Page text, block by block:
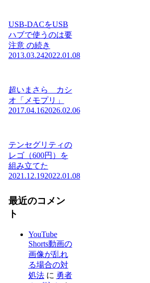
USB-DACをUSB
ハブで使うのは要
注意 の続き
2013.03.242022.01.08
超いまさら カシ
オ「メモプリ」
2017.04.162026.02.06
テンセグリティの
レゴ（600円）を
組み立てた
2021.12.192022.01.08
最近のコメン
ト
YouTube
Shorts動画の
画像が乱れ
る場合の対
処法に 勇者